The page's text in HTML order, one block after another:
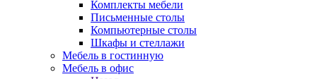
Комплекты мебели
Письменные столы
Компьютерные столы
Шкафы и стеллажи
Мебель в гостинную
Мебель в офис